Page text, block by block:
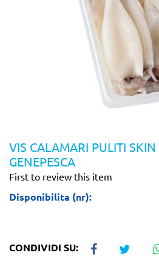
VIS CALAMARI PULITI
GENEPESCA
First to review this item
Disponibilita (nr):
CONDIVIDI SU: